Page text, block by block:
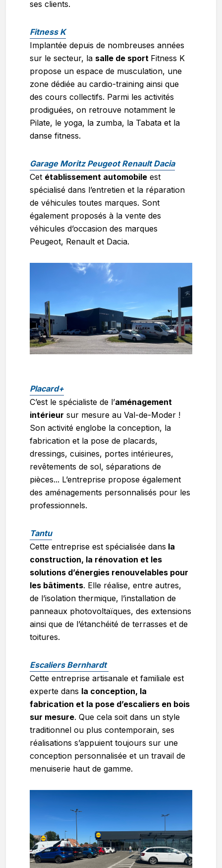
ses clients.
Fitness K
Implantée depuis de nombreuses années
sur le secteur, la salle de sport Fitness K
propose un espace de musculation, une
zone dédiée au cardio-training ainsi que
des cours collectifs. Parmi les activités
prodiguées, on retrouve notamment le
Pilate, le yoga, la zumba, la Tabata et la
danse fitness.
Garage Moritz Peugeot Renault Dacia
Cet établissement automobile est
spécialisé dans l’entretien et la réparation
de véhicules toutes marques. Sont
également proposés à la vente des
véhicules d’occasion des marques
Peugeot, Renault et Dacia.
Placard+
C’est le spécialiste de l’aménagement
intérieur sur mesure au Val-de-Moder !
Son activité englobe la conception, la
fabrication et la pose de placards,
dressings, cuisines, portes intérieures,
revêtements de sol, séparations de
pièces... L’entreprise propose également
des aménagements personnalisés pour les
professionnels.
Tantu
Cette entreprise est spécialisée dans la
construction, la rénovation et les
solutions d’énergies renouvelables pour
les bâtiments. Elle réalise, entre autres,
de l’isolation thermique, l’installation de
panneaux photovoltaïques, des extensions
ainsi que de l’étanchéité de terrasses et de
toitures.
Escaliers Bernhardt
Cette entreprise artisanale et familiale est
experte dans la conception, la
fabrication et la pose d’escaliers en bois
sur mesure. Que cela soit dans un style
traditionnel ou plus contemporain, ses
réalisations s’appuient toujours sur une
conception personnalisée et un travail de
menuiserie haut de gamme.